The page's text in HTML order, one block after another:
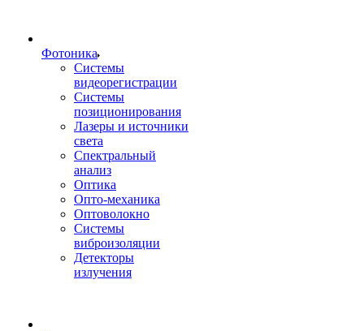
Фотоника
Cистемы
видеорегистрации
Системы
позиционирования
Лазеры и источники
света
Спектральный
анализ
Оптика
Опто-механика
Оптоволокно
Системы
виброизоляции
Детекторы
излучения